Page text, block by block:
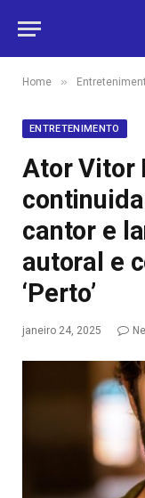
Home »
ENTRETENIMENTO
Ator Vitor
cantor e
autoral e
‘Perto’
janeiro 24, 2025